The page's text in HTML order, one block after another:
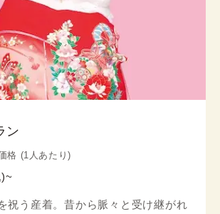
ン
格 (1人あたり)
祝う産着。昔から脈々と受け継がれ